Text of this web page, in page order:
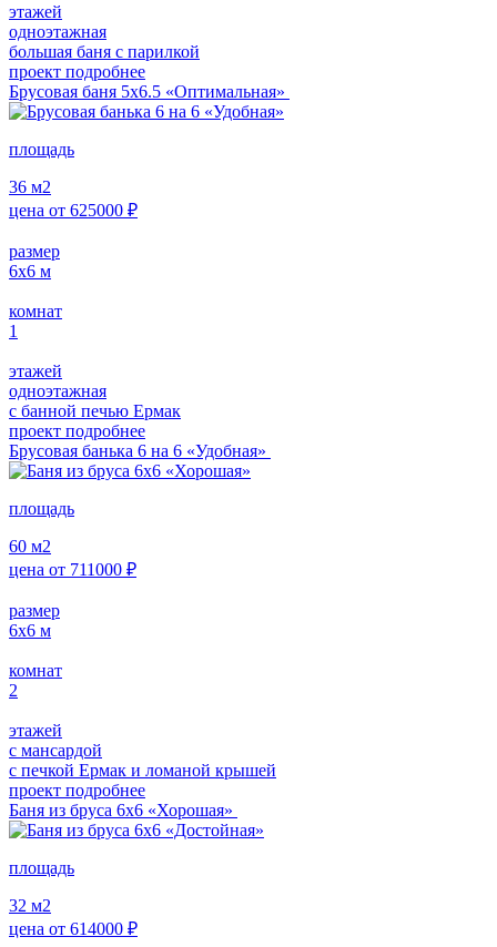
этажей
одноэтажная
большая баня с парилкой
проект подробнее
Брусовая баня 5х6.5 «Оптимальная»
площадь
36 м2
цена от 625000 ₽
размер
6х6 м
комнат
1
этажей
одноэтажная
с банной печью Ермак
проект подробнее
Брусовая банька 6 на 6 «Удобная»
площадь
60 м2
цена от 711000 ₽
размер
6х6 м
комнат
2
этажей
с мансардой
с печкой Ермак и ломаной крышей
проект подробнее
Баня из бруса 6х6 «Хорошая»
площадь
32 м2
цена от 614000 ₽